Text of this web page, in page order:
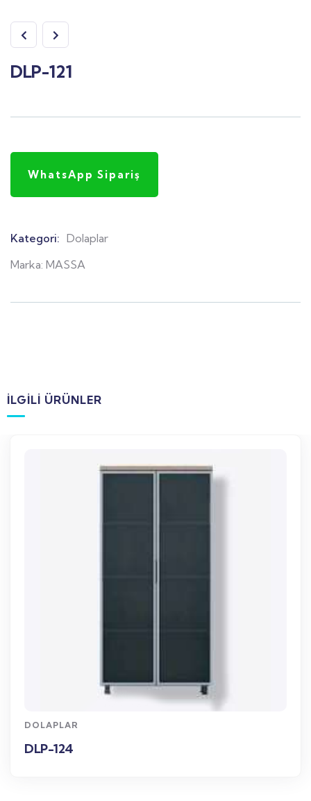
DLP-121
WhatsApp Sipariş
Kategori: Dolaplar
Marka: MASSA
İLGILI ÜRÜNLER
WhatsApp Sipariş
DOLAPLAR
DLP-124